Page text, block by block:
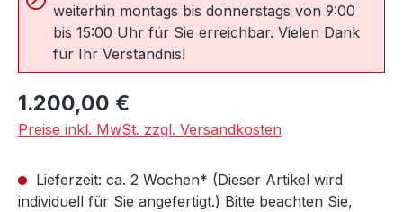
weiterhin montags bis donnerstags von 9:00
bis 15:00 Uhr für Sie erreichbar. Vielen Dank
für Ihr Verständnis!
Regulärer Preis:
1.200,00 €
Preise inkl. MwSt. zzgl. Versandkosten
Lieferzeit: ca. 2 Wochen* (Dieser Artikel wird
individuell für Sie angefertigt.) Bitte beachten Sie,